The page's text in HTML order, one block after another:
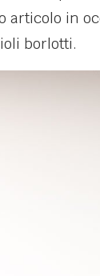
articolo in
borlotti.